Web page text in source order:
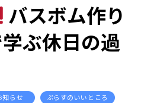
バスボム作り
学ぶ休日の過
知らせ ぷらすのいいところ